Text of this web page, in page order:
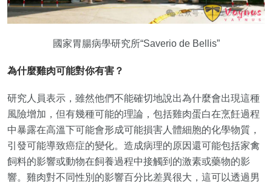
國家胃腸病學研究所“Saverio de Bellis”
為什麼雞肉可能對你有害？
研究人員表示，雖然他們不能確切地說出為什麼會出現這種
風險增加，但有幾種可能的理論，包括雞肉蛋白在烹飪過程
中暴露在高溫下可能會形成可能損害人體細胞的化學物質，
引發可能導致癌症的變化。造成病理的原因還可能包括家禽
飼料的影響或動物在飼養過程中接觸到的激素或藥物的影
響。雞肉對不同性別的影響百分比差異很大，這可以透過男